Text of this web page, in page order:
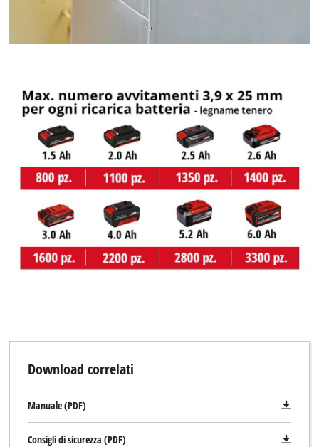
Abbiamo bisogno del vostro consenso
to trackers that are not disclosed to the
visitor. The website owner needs to setup
the site with their CMP to add this content
to the list of technologies used.
Powered byUsercentrics Consent
Management Platform
Download correlati
Manuale (PDF)
Consigli di sicurezza (PDF)